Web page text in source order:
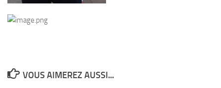
VOUS AIMEREZ AUSSI...